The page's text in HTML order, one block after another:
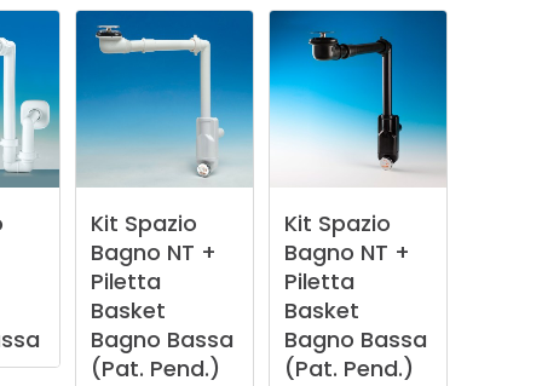
Kit Spazio
Bagno NT +
Piletta
Basket
Bagno Bassa
(Pat. Pend.)
Kit Spazio
Bagno NT +
Piletta
Basket
Bagno Bassa
(Pat. Pend.)